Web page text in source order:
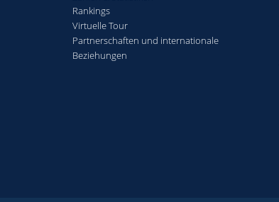
Rankings
Virtuelle Tour
Partnerschaften und internationale
Beziehungen